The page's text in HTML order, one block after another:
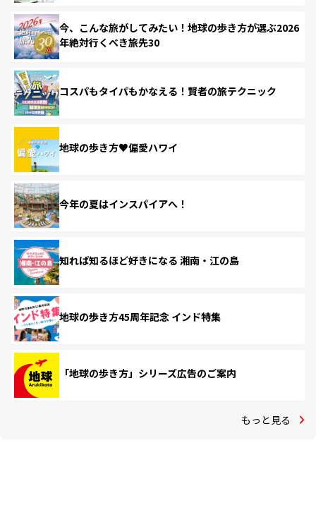
今、こんな旅がしてみたい！地球の歩き方が選ぶ2026
年絶対行くべき旅先30
コスパもタイパもかなえる！賢者の旅テクニック
地球の歩き方♥偏愛ハワイ
今年の夏はインスパイアへ！
知れば知るほど好きになる 湘南・江の島
地球の歩き方45周年記念 インド特集
「地球の歩き方」シリーズ広告のご案内
もっと見る